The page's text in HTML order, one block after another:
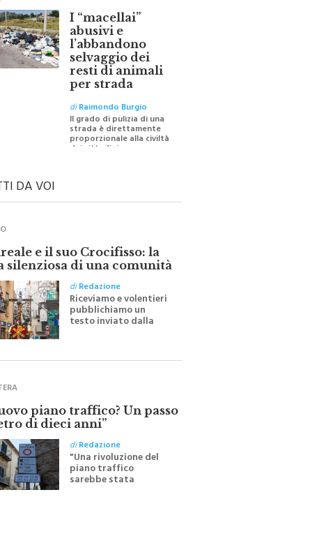
I “macellai”
abusivi e
l’abbandono
selvaggio dei
resti di animali
per strada
diRaimondo Burgio
Il grado di pulizia di una
strada è direttamente
proporzionale alla civiltà
DA VOI
e il suo Crocifisso: la
silenziosa di una comunità
diRedazione
Riceviamo e volentieri
pubblichiamo un
testo inviato dalla
all'indomani della
piano traffico? Un passo
di dieci anni”
diRedazione
"Una rivoluzione del
piano traffico
sarebbe stata